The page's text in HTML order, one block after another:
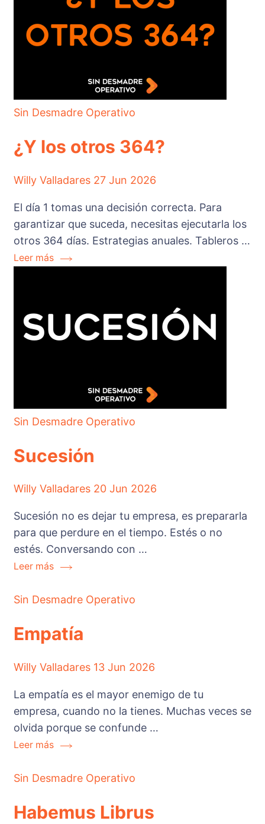
Sin Desmadre Operativo
¿Y los otros 364?
Willy Valladares 27 Jun 2026
El día 1 tomas una decisión correcta. Para
garantizar que suceda, necesitas ejecutarla los
otros 364 días. Estrategias anuales. Tableros …
Leer más
Sin Desmadre Operativo
Sucesión
Willy Valladares 20 Jun 2026
Sucesión no es dejar tu empresa, es prepararla
para que perdure en el tiempo. Estés o no
estés. Conversando con …
Leer más
Sin Desmadre Operativo
Empatía
Willy Valladares 13 Jun 2026
La empatía es el mayor enemigo de tu
empresa, cuando no la tienes. Muchas veces se
olvida porque se confunde …
Leer más
Sin Desmadre Operativo
Habemus Librus